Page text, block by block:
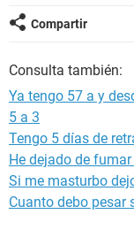
Compartir
Consulta también:
Ya tengo 57 a y
5 a 3
Tengo 5 días de
He dejado de
Si me masturbo
Cuanto debo pesar